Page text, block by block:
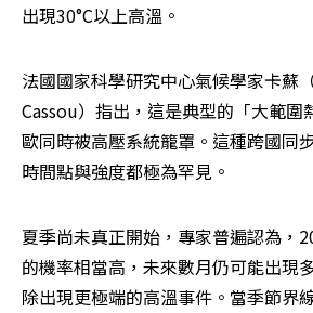
出現30°C以上高溫。
法國國家科學研究中心氣候學家卡蘇
Cassou）指出，這是典型的「大範圍
歐同時被高壓系統籠罩。這種跨國同
時間點與強度都極為罕見。
夏季尚未真正開始，專家普遍認為，
的機率相當高，未來數月仍可能出現
除出現更極端的高溫事件。當季節界